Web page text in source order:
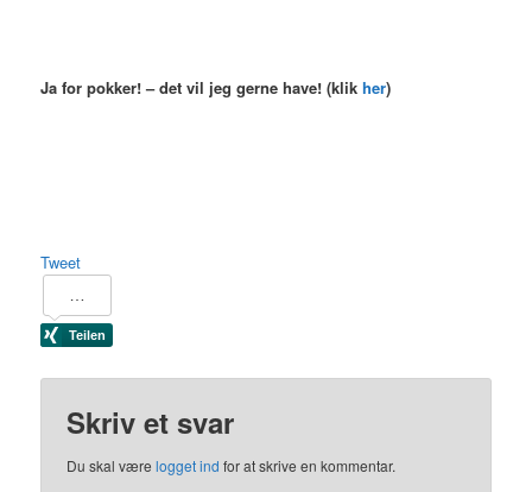
Ja for pokker! – det vil jeg gerne have! (klikher)
Tweet
Skriv et svar
Du skal værelogget ind for at skrive en kommentar.